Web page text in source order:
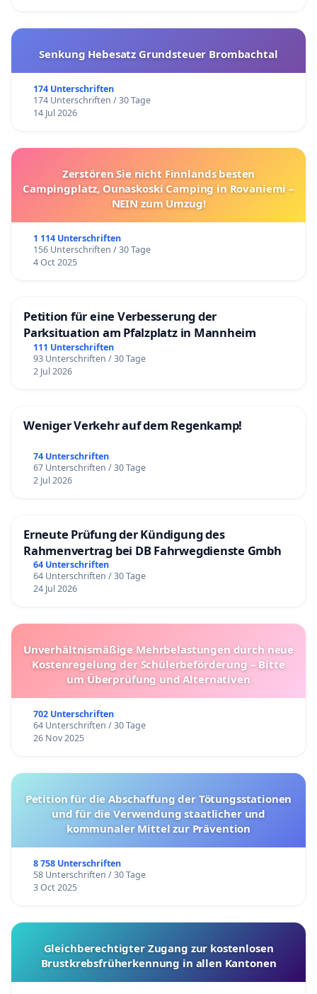
Senkung Hebesatz Grundsteuer Brombachtal
174 Unterschriften
174 Unterschriften / 30 Tage
14 Jul 2026
Zerstören Sie nicht Finnlands besten
Campingplatz, Ounaskoski Camping in Rovaniemi –
NEIN zum Umzug!
1 114 Unterschriften
156 Unterschriften / 30 Tage
4 Oct 2025
Petition für eine Verbesserung der
Parksituation am Pfalzplatz in Mannheim
111 Unterschriften
93 Unterschriften / 30 Tage
2 Jul 2026
Weniger Verkehr auf dem Regenkamp!
74 Unterschriften
67 Unterschriften / 30 Tage
2 Jul 2026
Erneute Prüfung der Kündigung des
Rahmenvertrag bei DB Fahrwegdienste Gmbh
64 Unterschriften
64 Unterschriften / 30 Tage
24 Jul 2026
Unverhältnismäßige Mehrbelastungen durch neue
Kostenregelung der Schülerbeförderung – Bitte
um Überprüfung und Alternativen
702 Unterschriften
64 Unterschriften / 30 Tage
26 Nov 2025
Petition für die Abschaffung der Tötungsstationen
und für die Verwendung staatlicher und
kommunaler Mittel zur Prävention
8 758 Unterschriften
58 Unterschriften / 30 Tage
3 Oct 2025
Gleichberechtigter Zugang zur kostenlosen
Brustkrebsfrüherkennung in allen Kantonen